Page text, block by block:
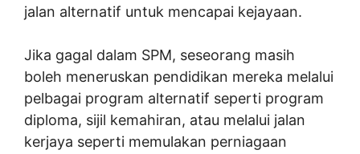
jalan alternatif untuk mencapai kejayaan.
Jika gagal dalam SPM, seseorang masih
boleh meneruskan pendidikan mereka melalui
pelbagai program alternatif seperti program
diploma, sijil kemahiran, atau melalui jalan
kerjaya seperti memulakan perniagaan